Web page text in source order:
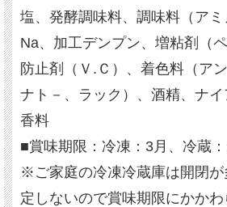
塩、発酵調味料、調味料（ア
Na、加工デンプン、増粘剤（
防止剤（Ｖ.Ｃ）、着色料（ア
ナト－、ラック）、酒精、ナイ
香料
■賞味期限：冷凍：3月、冷蔵
※ご家庭の冷凍冷蔵庫は開閉が
定しないので賞味期限にかか